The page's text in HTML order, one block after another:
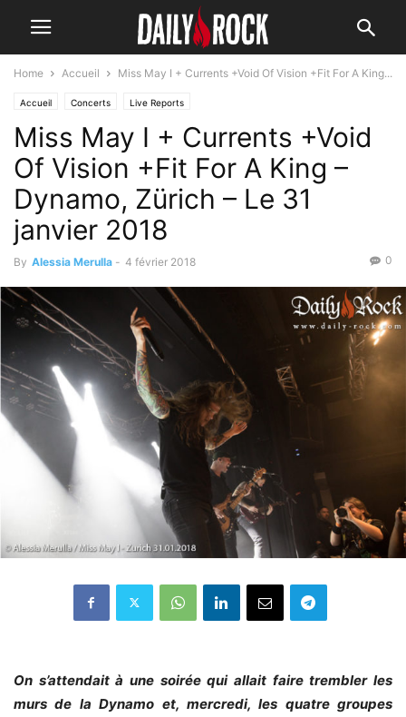
Home Accueil Miss May I + Currents +Void Of Vision +Fit For A King...
Accueil Concerts Live Reports
Miss May I + Currents +Void
Of Vision +Fit For A King –
Dynamo, Zürich – Le 31
janvier 2018
By Alessia Merulla - 4 février 2018 0
On s’attendait à une soirée qui allait faire trembler les
murs de la Dynamo et, mercredi, les quatre groupes